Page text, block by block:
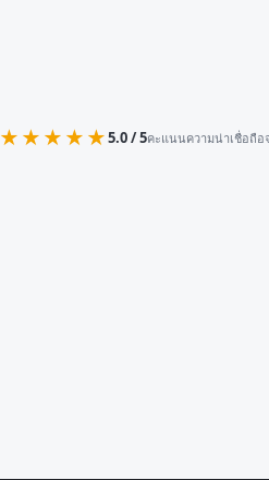
★★★★★5.0 / 5คะแนนความน่าเชื่อถือ